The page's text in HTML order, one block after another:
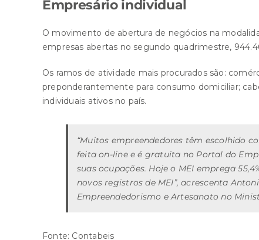
Empresário individual
O movimento de abertura de negócios na
empresas abertas no segundo quadrimestre,
Os ramos de atividade mais procurados são:
preponderantemente para consumo domiciliar;
individuais ativos no país.
“Muitos empreendedores têm escolhido
feita on-line e é gratuita no Portal do
suas ocupações. Hoje o MEI emprega
novos registros de MEI”, acrescenta
Empreendedorismo e Artesanato no
Fonte: Contabeis